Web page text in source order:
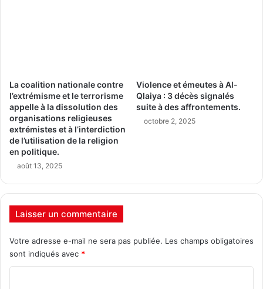
La coalition nationale contre
l’extrémisme et le terrorisme
appelle à la dissolution des
organisations religieuses
extrémistes et à l’interdiction
de l’utilisation de la religion
en politique.
août 13, 2025
Violence et émeutes à Al-
Qlaiya : 3 décès signalés
suite à des affrontements.
octobre 2, 2025
Laisser un commentaire
Votre adresse e-mail ne sera pas publiée. Les champs obligatoires
sont indiqués avec *